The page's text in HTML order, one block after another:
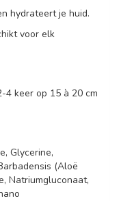
hydrateert je huid.
voor elk
4 keer op 15 à 20 cm
Glycerine,
(Aloë
Natriumgluconaat,